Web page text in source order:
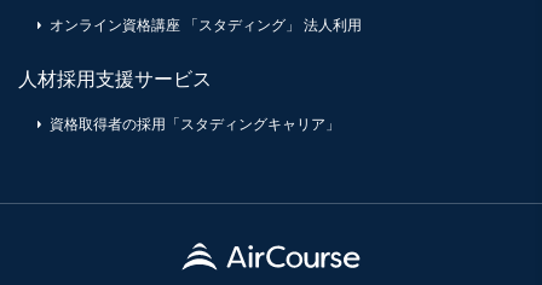
オンライン資格講座 「スタディング」 法人利用
人材採用支援サービス
資格取得者の採用「スタディングキャリア」